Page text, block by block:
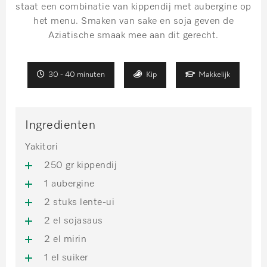
staat een combinatie van kippendij met aubergine op
het menu. Smaken van sake en soja geven de
Aziatische smaak mee aan dit gerecht.
30 - 40 minuten Kip Makkelijk
Ingredienten
Yakitori
250 gr kippendij
1 aubergine
2 stuks lente-ui
2 el sojasaus
2 el mirin
1 el suiker